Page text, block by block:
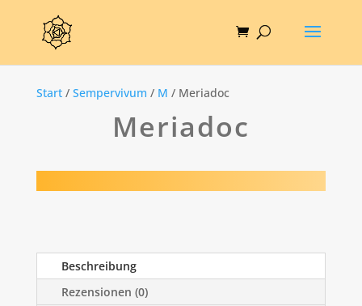
Start/ Sempervivum / M / Meriadoc
Meriadoc
Beschreibung
Rezensionen (0)